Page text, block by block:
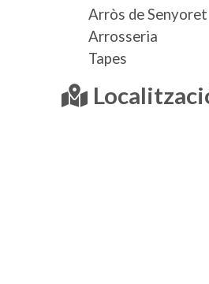
Arròs de Senyoret
Arrosseria
Tapes